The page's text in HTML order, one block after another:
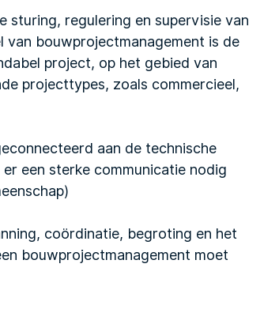
sturing, regulering en supervisie van
bouwprojectmanagement is de
project, op het gebied van
projecttypes, zoals commercieel,
aan de technische
een sterke communicatie nodig
coördinatie, begroting en het
bouwprojectmanagement moet